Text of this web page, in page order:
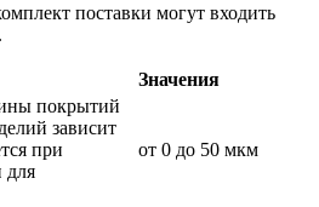
поставки могут входить
Значения
покрытий
зависит
при
для
от 0 до 50 мкм